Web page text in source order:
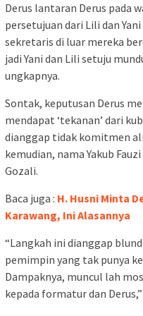
Derus lantaran Derus pada
persetujuan dari Lili dan
sekretaris di luar mereka
jadi Yani dan Lili setuju
ungkapnya.
Sontak, keputusan Derus
mendapat ‘tekanan’ dari
dianggap tidak komitmen
kemudian, nama Yakub
Gozali.
Baca juga : H. Husni Minta
Karawang, Ini Alasannya
“Langkah ini dianggap
pemimpin yang tak punya
Dampaknya, muncul lah
kepada formatur dan